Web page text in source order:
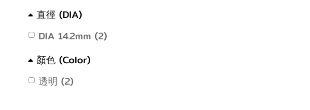
直徑 (DIA)
DIA 14.2mm (2)
顏色 (Color)
透明 (2)